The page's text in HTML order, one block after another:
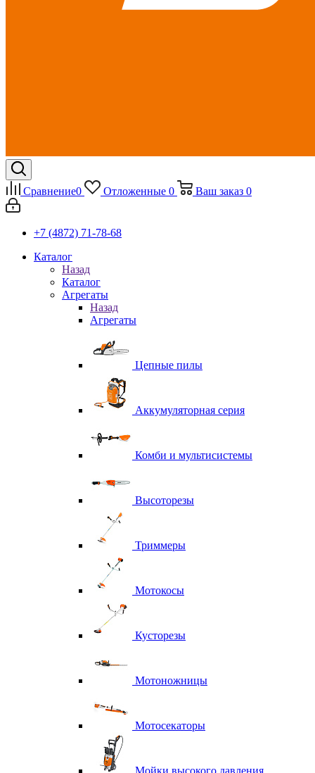
Сравнение0 Отложенные 0 Ваш заказ 0
+7 (4872) 71-78-68
Каталог
Назад
Каталог
Агрегаты
Назад
Агрегаты
Цепные пилы
Аккумуляторная серия
Комби и мультисистемы
Высоторезы
Триммеры
Мотокосы
Кусторезы
Мотоножницы
Мотосекаторы
Мойки высокого давления